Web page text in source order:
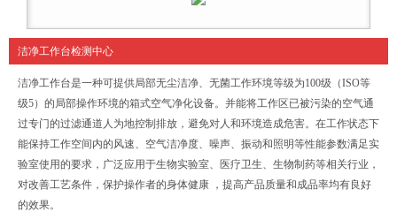
洁净工作台检测中心
洁净工作台是一种可提供局部无尘洁净、无菌工作环境等级为100级（ISO等
级5）的局部操作环境的箱式空气净化设备。并能将工作区已被污染的空气通
过专门的过滤通道人为地控制排放，避免对人和环境造成危害。在工作状态下
能保持工作空间内的风速、空气洁净度、噪声、振动和照明等性能参数满足实
验室使用的要求，广泛应用于生物实验室、医疗卫生、生物制药等相关行业，
对改善工艺条件，保护操作者的身体健康 ，提高产品质量和成品率均有良好
的效果。